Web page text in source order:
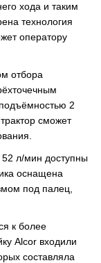
хода и таким
технология
оператору
отбора
2
сможет
л/мин доступны
оснащена
под палец,
к более
Alcor входили
составляла